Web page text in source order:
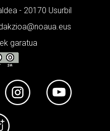
- 20170 Usurbil
garatua